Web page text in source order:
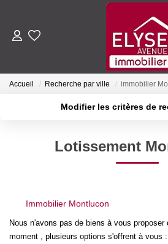
ACHETER
NOTRE
Qui Sommes-
Accueil Recherche par ville immobilier
Modifier les critères de
Type de bien
Créer une alerte
Lotissement
Immobilier Montlucon
Nous n'avons pas de biens à vous proposer
moment , plusieurs options s'offrent à vous :